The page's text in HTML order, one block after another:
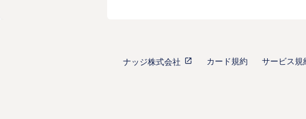
ナッジ株式会社 カード規約 サービス規